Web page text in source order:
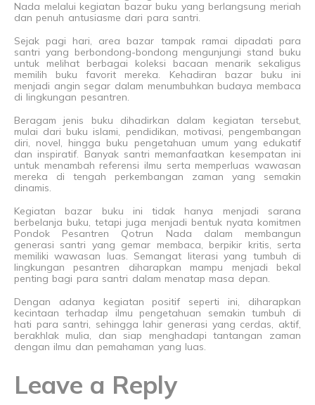
Nada melalui kegiatan bazar buku yang berlangsung meriah
dan penuh antusiasme dari para santri.
Sejak pagi hari, area bazar tampak ramai dipadati para
santri yang berbondong-bondong mengunjungi stand buku
untuk melihat berbagai koleksi bacaan menarik sekaligus
memilih buku favorit mereka. Kehadiran bazar buku ini
menjadi angin segar dalam menumbuhkan budaya membaca
di lingkungan pesantren.
Beragam jenis buku dihadirkan dalam kegiatan tersebut,
mulai dari buku islami, pendidikan, motivasi, pengembangan
diri, novel, hingga buku pengetahuan umum yang edukatif
dan inspiratif. Banyak santri memanfaatkan kesempatan ini
untuk menambah referensi ilmu serta memperluas wawasan
mereka di tengah perkembangan zaman yang semakin
dinamis.
Kegiatan bazar buku ini tidak hanya menjadi sarana
berbelanja buku, tetapi juga menjadi bentuk nyata komitmen
Pondok Pesantren Qotrun Nada dalam membangun
generasi santri yang gemar membaca, berpikir kritis, serta
memiliki wawasan luas. Semangat literasi yang tumbuh di
lingkungan pesantren diharapkan mampu menjadi bekal
penting bagi para santri dalam menatap masa depan.
Dengan adanya kegiatan positif seperti ini, diharapkan
kecintaan terhadap ilmu pengetahuan semakin tumbuh di
hati para santri, sehingga lahir generasi yang cerdas, aktif,
berakhlak mulia, dan siap menghadapi tantangan zaman
dengan ilmu dan pemahaman yang luas.
Leave a Reply